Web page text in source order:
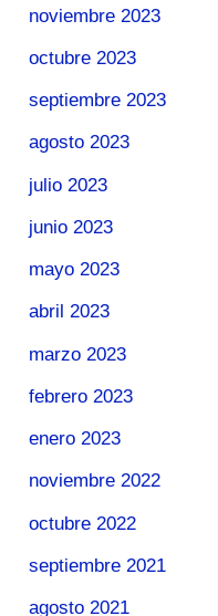
noviembre 2023
octubre 2023
septiembre 2023
agosto 2023
julio 2023
junio 2023
mayo 2023
abril 2023
marzo 2023
febrero 2023
enero 2023
noviembre 2022
octubre 2022
septiembre 2021
agosto 2021